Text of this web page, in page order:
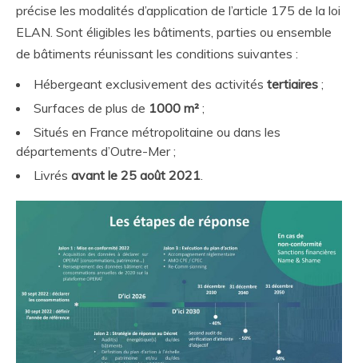
précise les modalités d’application de l’article 175 de la loi
ELAN. Sont éligibles les bâtiments, parties ou ensemble
de bâtiments réunissant les conditions suivantes :
Hébergeant exclusivement des activités tertiaires ;
Surfaces de plus de 1000 m² ;
Situés en France métropolitaine ou dans les
départements d’Outre-Mer ;
Livrés avant le 25 août 2021.